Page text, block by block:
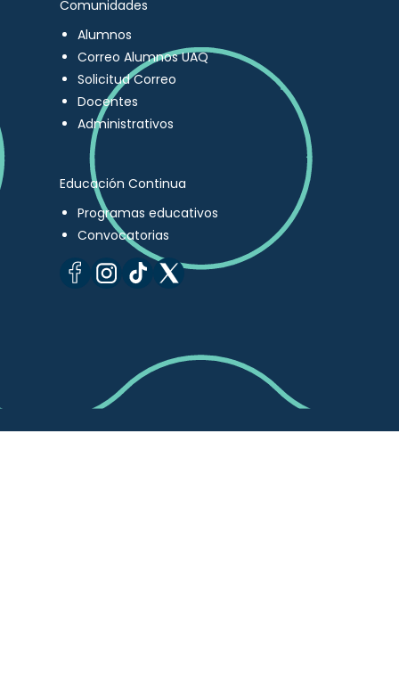
Comunidades
Alumnos
Correo Alumnos UAQ
Solicitud Correo
Docentes
Administrativos
Educación Continua
Programas educativos
Convocatorias